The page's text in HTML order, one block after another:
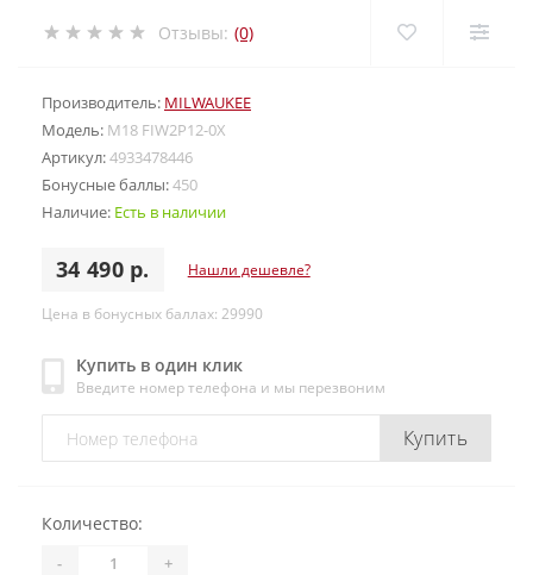
Отзывы: (0)
Производитель: MILWAUKEE
Модель: M18 FIW2P12-0X
Артикул:4933478446
Бонусные баллы:450
Наличие: Есть в наличии
34 490 р. Нашли дешевле?
Цена в бонусных баллах: 29990
Купить в один клик
Введите номер телефона и мы перезвоним
Купить
Количество:
- +